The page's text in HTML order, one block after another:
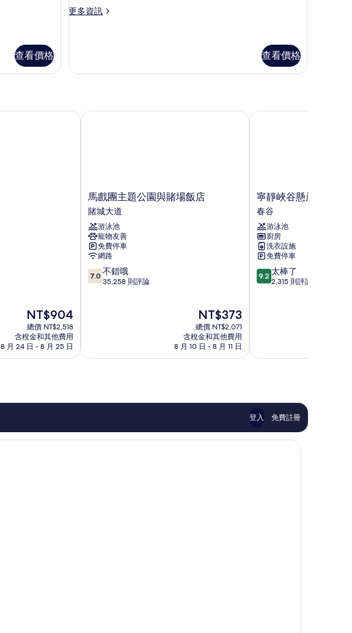
查看價格
室,
所
片
更多資訊
更
間
臥
房
查看價格
現
在
價
格
為
NT$904
總價 NT$2,518
含稅金和其他費用
8 月 24 日 - 8 月 25 日
馬
戲
團
主
題
公
園
與
賭
道
馬戲團主題公園與賭場飯店
賭城大道
游泳池
寵物友善
免費停車
網路
7.0
分，
哦，
論
7.0 不錯哦
35,258 則評論
現
在
價
格
為
NT$373
總價 NT$2,071
含稅金和其他費用
8 月 10 日 - 8 月 11 日
馬戲團主題公園與賭場飯店
寧
靜
峽
谷
懸
崖
飯
店
春
寧靜峽谷懸崖飯店
春谷
游泳池
廚房
洗衣設施
免費停車
9.2
分，
了，
論
9.2 太棒了
2,315 則評論
寧靜峽谷懸崖飯店
登入 免費註冊